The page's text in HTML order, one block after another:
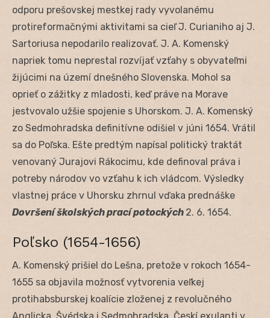
odporu prešovskej mestkej rady vyvolanému
protireformačnými aktivitami sa cieľ J. Curianiho aj J.
Sartoriusa nepodarilo realizovať. J. A. Komenský
napriek tomu neprestal rozvíjať vzťahy s obyvateľmi
žijúcimi na území dnešného Slovenska. Mohol sa
oprieť o zážitky z mladosti, keď práve na Morave
jestvovalo užšie spojenie s Uhorskom. J. A. Komenský
zo Sedmohradska definitívne odišiel v júni 1654. Vrátil
sa do Poľska. Ešte predtým napísal politický traktát
venovaný Jurajovi Rákocimu, kde definoval práva i
potreby národov vo vzťahu k ich vládcom. Výsledky
vlastnej práce v Uhorsku zhrnul vďaka prednáške
Dovršení školských prací potockých 2. 6. 1654.
Poľsko (1654-1656)
A. Komenský prišiel do Lešna, pretože v rokoch 1654-
1655 sa objavila možnosť vytvorenia veľkej
protihabsburskej koalície zloženej z revolučného